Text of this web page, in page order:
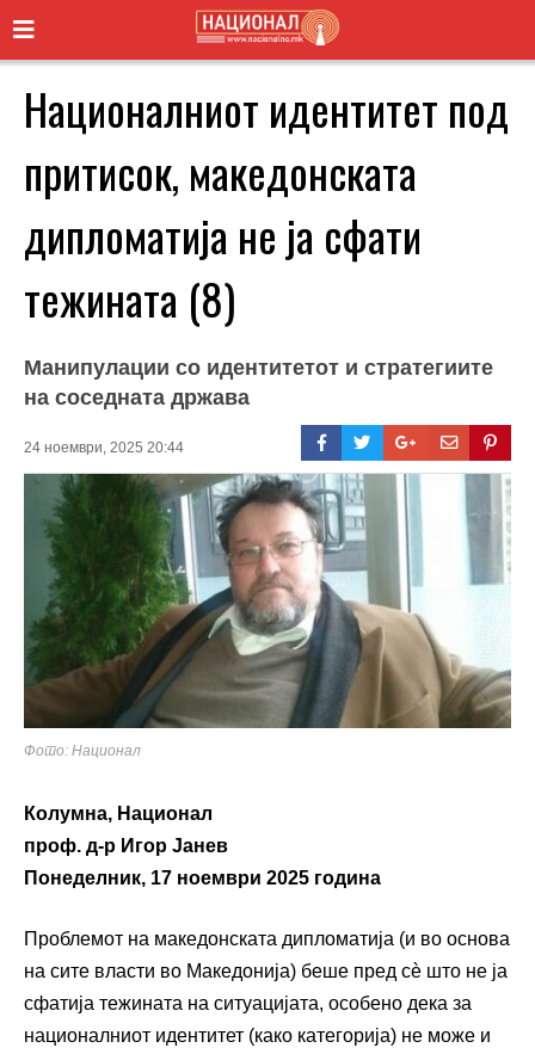
Националниот идентитет под
притисок, македонската
дипломатија не ја сфати
тежината (8)
Манипулации со идентитетот и стратегиите
на соседната држава
24 ноември, 2025 20:44
Фото: Национал
Колумна, Национал
проф. д-р Игор Јанев
Понеделник, 17 ноември 2025 година
Проблемот на македонската дипломатија (и во основа
на сите власти во Македонија) беше пред сѐ што не ја
сфатија тежината на ситуацијата, особено дека за
националниот идентитет (како категорија) не може и